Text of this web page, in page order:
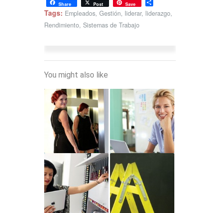
Share Post Save
Tags: Empleados, Gestión, liderar, liderazgo,
Rendimiento, Sistemas de Trabajo
You might also like